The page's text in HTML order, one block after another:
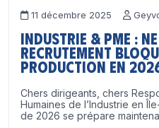
11 décembre 2025
Industrie & PME :
recrutement
production en
Chers dirigeants, chers
Humaines de l’Industrie en
de 2026 se prépare